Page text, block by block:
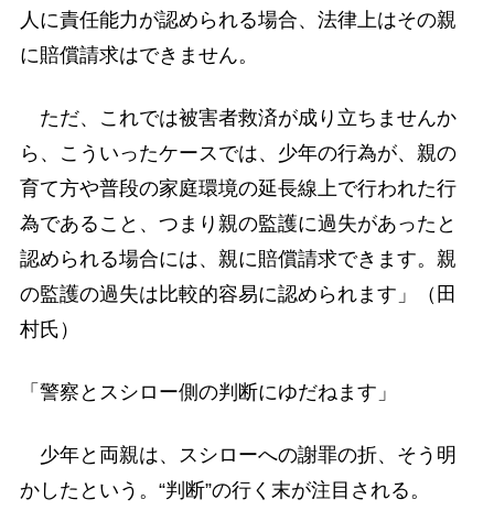
人に責任能力が認められる場合、法律上はその親
に賠償請求はできません。
ただ、これでは被害者救済が成り立ちませんか
ら、こういったケースでは、少年の行為が、親の
育て方や普段の家庭環境の延長線上で行われた行
為であること、つまり親の監護に過失があったと
認められる場合には、親に賠償請求できます。親
の監護の過失は比較的容易に認められます」（田
村氏）
「警察とスシロー側の判断にゆだねます」
少年と両親は、スシローへの謝罪の折、そう明
かしたという。“判断”の行く末が注目される。